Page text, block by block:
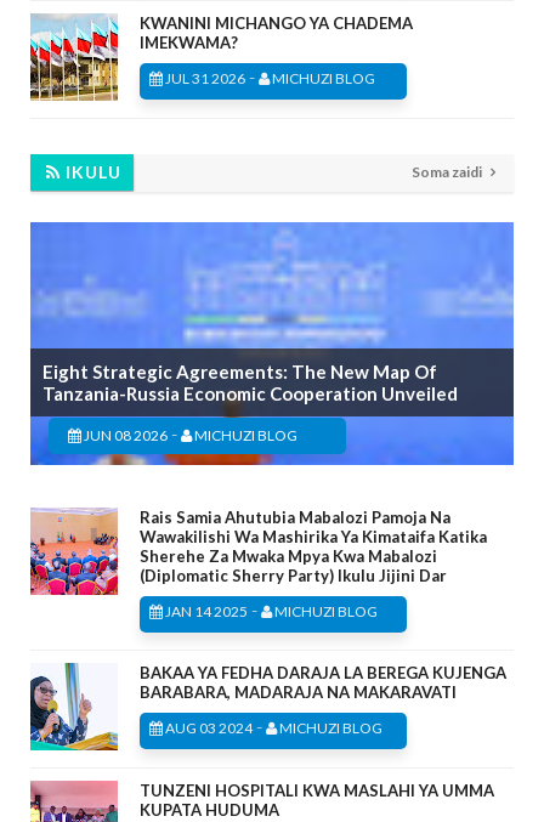
KWANINI MICHANGO YA CHADEMA
IMEKWAMA?
JUL 31 2026 - MICHUZI BLOG
IKULU Soma zaidi
Eight Strategic Agreements: The New Map Of
Tanzania-Russia Economic Cooperation Unveiled
JUN 08 2026 - MICHUZI BLOG
Rais Samia Ahutubia Mabalozi Pamoja Na
Wawakilishi Wa Mashirika Ya Kimataifa Katika
Sherehe Za Mwaka Mpya Kwa Mabalozi
(Diplomatic Sherry Party) Ikulu Jijini Dar
JAN 14 2025 - MICHUZI BLOG
BAKAA YA FEDHA DARAJA LA BEREGA KUJENGA
BARABARA, MADARAJA NA MAKARAVATI
AUG 03 2024- MICHUZI BLOG
TUNZENI HOSPITALI KWA MASLAHI YA UMMA
KUPATA HUDUMA